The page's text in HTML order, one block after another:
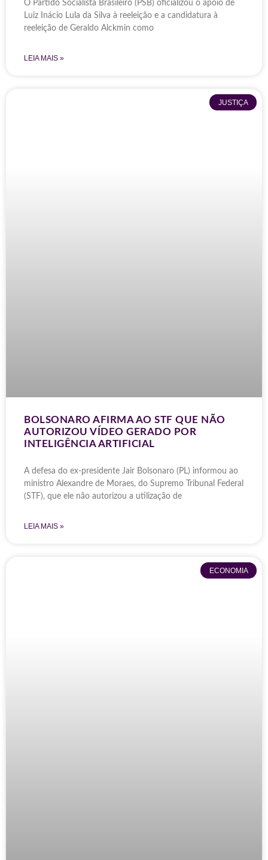
O Partido Socialista Brasileiro (PSB) oficializou o apoio de
Luiz Inácio Lula da Silva à reeleição e a candidatura à
reeleição de Geraldo Alckmin como
LEIA MAIS »
JUSTIÇA
BOLSONARO AFIRMA AO STF QUE NÃO
AUTORIZOU VÍDEO GERADO POR
INTELIGÊNCIA ARTIFICIAL
A defesa do ex-presidente Jair Bolsonaro (PL) informou ao
ministro Alexandre de Moraes, do Supremo Tribunal Federal
(STF), que ele não autorizou a utilização de
LEIA MAIS »
ECONOMIA